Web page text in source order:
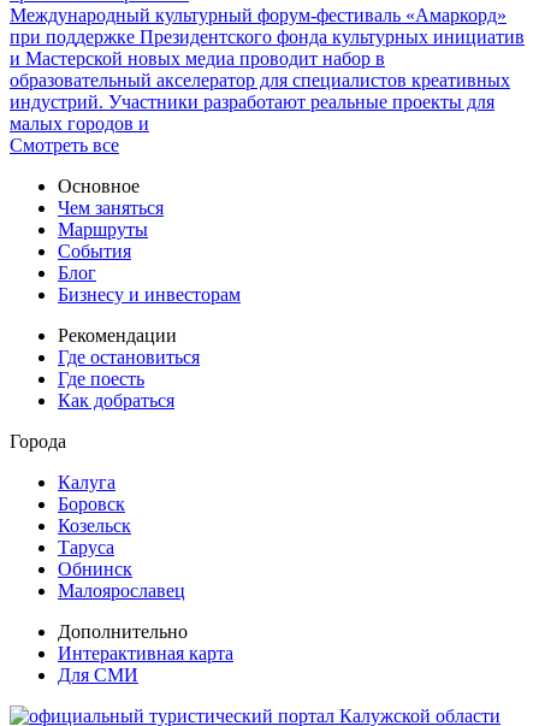
Международный культурный форум-фестиваль «Амаркорд»
при поддержке Президентского фонда культурных инициатив
и Мастерской новых медиа проводит набор в
образовательный акселератор для специалистов креативных
индустрий. Участники разработают реальные проекты для
малых городов и
Смотреть все
Основное
Чем заняться
Маршруты
События
Блог
Бизнесу и инвесторам
Рекомендации
Где остановиться
Где поесть
Как добраться
Города
Калуга
Боровск
Козельск
Таруса
Обнинск
Малоярославец
Дополнительно
Интерактивная карта
Для СМИ